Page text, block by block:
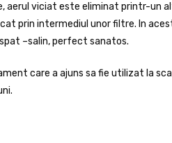
aerul viciat este eliminat printr-un
prin intermediul unor filtre. In
–salin, perfect sanatos.
care a ajuns sa fie utilizat la